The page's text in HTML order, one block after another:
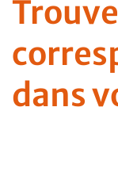
dans